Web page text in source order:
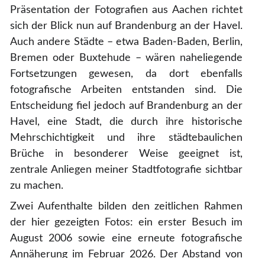
Präsentation der Fotografien aus Aachen richtet
sich der Blick nun auf Brandenburg an der Havel.
Auch andere Städte – etwa Baden-Baden, Berlin,
Bremen oder Buxtehude – wären naheliegende
Fortsetzungen gewesen, da dort ebenfalls
fotografische Arbeiten entstanden sind. Die
Entscheidung fiel jedoch auf Brandenburg an der
Havel, eine Stadt, die durch ihre historische
Mehrschichtigkeit und ihre städtebaulichen
Brüche in besonderer Weise geeignet ist,
zentrale Anliegen meiner Stadtfotografie sichtbar
zu machen.
Zwei Aufenthalte bilden den zeitlichen Rahmen
der hier gezeigten Fotos: ein erster Besuch im
August 2006 sowie eine erneute fotografische
Annäherung im Februar 2026. Der Abstand von